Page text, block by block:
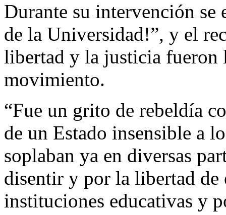
Durante su intervención se
de la Universidad!”, y el
libertad y la justicia fueron
movimiento.
“Fue un grito de rebeldía
de un Estado insensible a
soplaban ya en diversas
disentir y por la libertad de
instituciones educativas y